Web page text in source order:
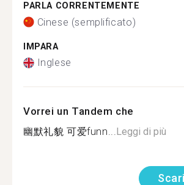
PARLA CORRENTEMENTE
Cinese (semplificato)
IMPARA
Inglese
Vorrei un Tandem che
幽默礼貌 可爱funn...Leggi di più